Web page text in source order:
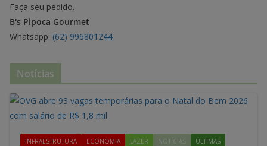
Faça seu pedido.
B's Pipoca Gourmet
Whatsapp: (62) 996801244
Notícias
INFRAESTRUTURA ECONOMIA LAZER NOTÍCIAS ÚLTIMAS